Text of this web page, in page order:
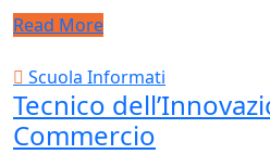
Read More
Scuola Informati
Tecnico
Commercio